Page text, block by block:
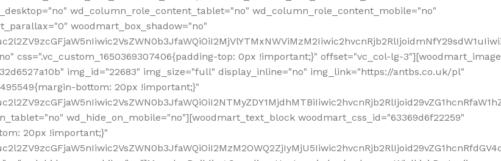
wd_column_role_content_tablet="no" wd_column_role_content_mobile="no"
woodmart_box_shadow="no"
css=".vc_custom_1650369307406{padding-top: 0px !important;}" offset="vc_col-lg-3"][woodmart_image
img_id="22683" img_size="full" display_inline="no" img_link="https://antbs.co.uk/pl"
bottom: 20px !important;}"
wd_hide_on_mobile="no"][woodmart_text_block woodmart_css_id="63369d6f22259"
20px !important;}"